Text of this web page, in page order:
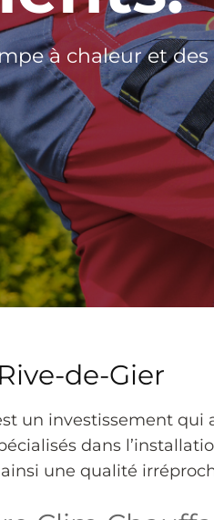
à chaleur et des
de-Gier
un investissement
dans
une qualité